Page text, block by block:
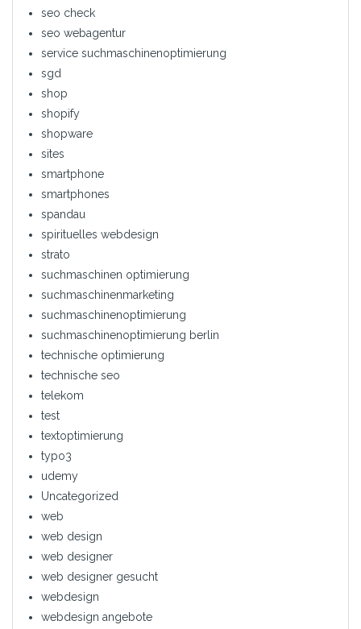
seo check
seo webagentur
service suchmaschinenoptimierung
sgd
shop
shopify
shopware
sites
smartphone
smartphones
spandau
spirituelles webdesign
strato
suchmaschinen optimierung
suchmaschinenmarketing
suchmaschinenoptimierung
suchmaschinenoptimierung berlin
technische optimierung
technische seo
telekom
test
textoptimierung
typo3
udemy
Uncategorized
web
web design
web designer
web designer gesucht
webdesign
webdesign angebote